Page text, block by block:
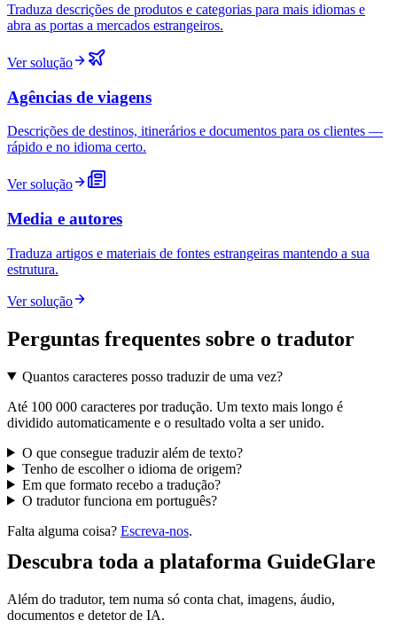
Traduza descrições de produtos e categorias para mais idiomas e
abra as portas a mercados estrangeiros.
Ver solução
Agências de viagens
Descrições de destinos, itinerários e documentos para os clientes —
rápido e no idioma certo.
Ver solução
Media e autores
Traduza artigos e materiais de fontes estrangeiras mantendo a sua
estrutura.
Ver solução
Perguntas frequentes sobre o tradutor
Quantos caracteres posso traduzir de uma vez?
Até 100 000 caracteres por tradução. Um texto mais longo é
dividido automaticamente e o resultado volta a ser unido.
O que consegue traduzir além de texto?
Tenho de escolher o idioma de origem?
Em que formato recebo a tradução?
O tradutor funciona em português?
Falta alguma coisa? Escreva-nos.
Descubra toda a plataforma GuideGlare
Além do tradutor, tem numa só conta chat, imagens, áudio,
documentos e detetor de IA.